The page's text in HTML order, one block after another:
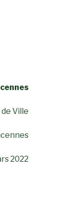
Ville
2022